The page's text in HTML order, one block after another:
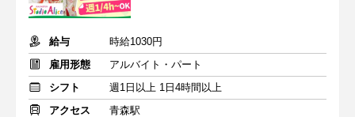
給与
時給1030円
雇用形態
アルバイト・パート
シフト
週1日以上 1日4時間以上
アクセス
青森駅